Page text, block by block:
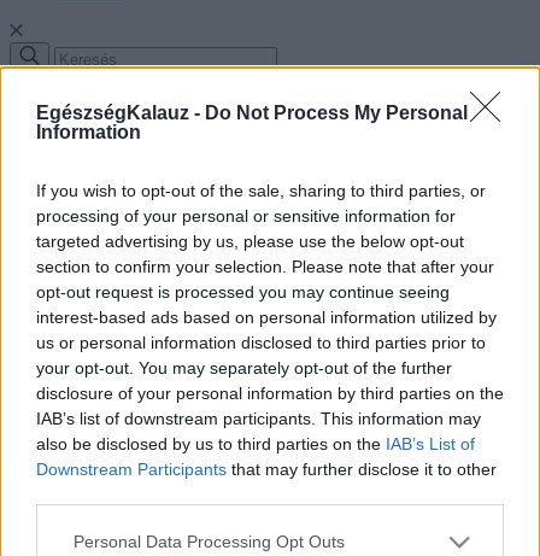
EgészségKalauz - Do Not Process My Personal
Information
If you wish to opt-out of the sale, sharing to third parties, or
processing of your personal or sensitive information for
targeted advertising by us, please use the below opt-out
section to confirm your selection. Please note that after your
opt-out request is processed you may continue seeing
interest-based ads based on personal information utilized by
us or personal information disclosed to third parties prior to
your opt-out. You may separately opt-out of the further
disclosure of your personal information by third parties on the
IAB’s list of downstream participants. This information may
also be disclosed by us to third parties on the IAB’s List of
Downstream Participants that may further disclose it to other
Please note that this website/app uses one or more Google
Personal Data Processing Opt Outs
Vizsgálat
Kezelés
Életmódváltás
Kutatás
Prevenció
Hírek
Videók
Kisállatok egészsége
#allergia#influenza#cukorbetegség
#orvosmeteorológia#vérnyomás#stroke#rákbetegség
#pajzsmirigy #reflux#ekcéma#herpesz
Regisztráció